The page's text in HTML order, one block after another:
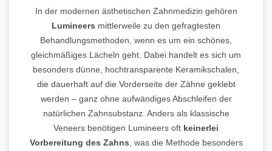
In der modernen ästhetischen Zahnmedizin gehören
Lumineers mittlerweile zu den gefragtesten
Behandlungsmethoden, wenn es um ein schönes,
gleichmäßiges Lächeln geht. Dabei handelt es sich um
besonders dünne, hochtransparente Keramikschalen,
die dauerhaft auf die Vorderseite der Zähne geklebt
werden – ganz ohne aufwändiges Abschleifen der
natürlichen Zahnsubstanz. Anders als klassische
Veneers benötigen Lumineers oft keinerlei
Vorbereitung des Zahns, was die Methode besonders